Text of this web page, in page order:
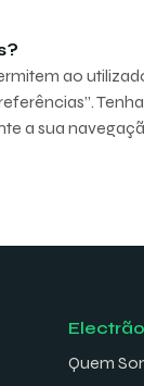
ao
a sua
Electrão
Quem